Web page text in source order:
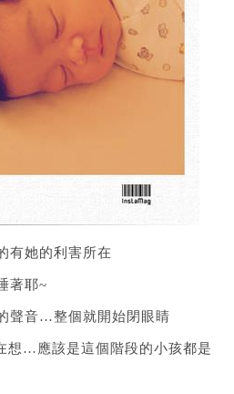
有她的利害所在
著耶~
聲音…整個就開始閉眼睛
想…應該是這個階段的小孩都是